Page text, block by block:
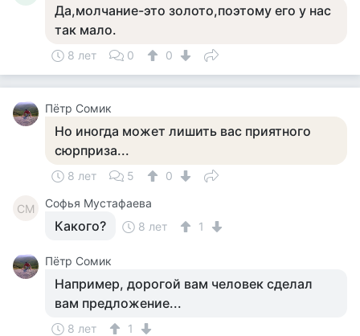
Да,молчание-это золото,поэтому его у нас
так мало.
8 лет 0 0
Пётр Сомик
Но иногда может лишить вас приятного
сюрприза...
8 лет 5 0
СМ Софья Мустафаева
Какого? 8 лет 1
Пётр Сомик
Например, дорогой вам человек сделал
вам предложение...
8 лет 1